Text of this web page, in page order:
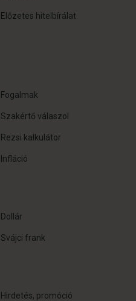
Előzetes hitelbírálat
Fogalmak
Szakértő válaszol
Rezsi kalkulátor
Infláció
Dollár
Svájci frank
Hirdetés, promóció